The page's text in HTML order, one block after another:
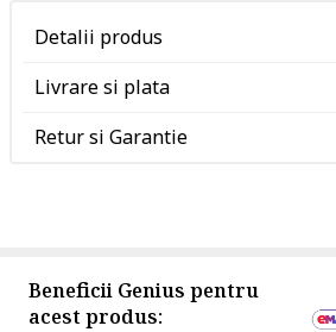
Detalii produs
Livrare si plata
Retur si Garantie
Beneficii Genius pentru
acest produs: